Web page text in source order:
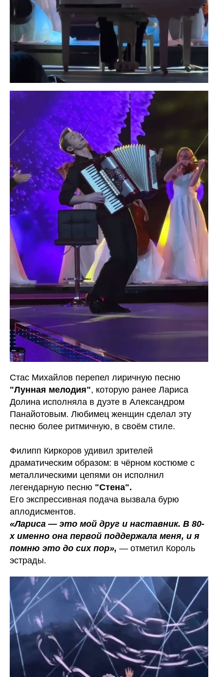
Стас Михайлов перепел лиричную песню
"Лунная мелодия", которую ранее Лариса
Долина исполняла в дуэте в Александром
Панайотовым. Любимец женщин сделал эту
песню более ритмичную, в своём стиле.
Филипп Киркоров удивил зрителей
драматическим образом: в чёрном костюме с
металлическими цепями он исполнил
легендарную песню "Стена".
Его экспрессивная подача вызвала бурю
аплодисментов.
«Лариса — это мой друг и наставник. В 80-
х именно она первой поддержала меня, и я
помню это до сих пор», — отметил Король
эстрады.